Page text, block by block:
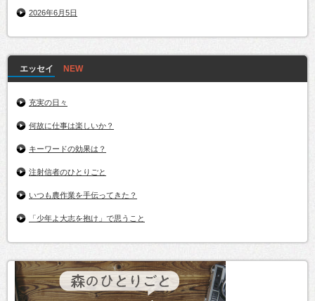
2026年6月5日
エッセイ
充実の日々
何故に仕事は楽しいか？
キーワードの効果は？
注射信者のひとりごと
いつも農作業を手伝ってきた？
「少年よ大志を抱け」で思うこと